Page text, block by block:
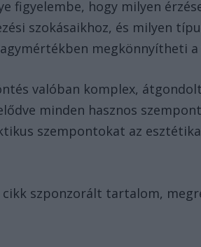
figyelembe, hogy milyen
szokásaikhoz, és milyen
megkönnyítheti
valóban komplex,
minden hasznos
szempontokat az
cikk szponzorált tartalom,